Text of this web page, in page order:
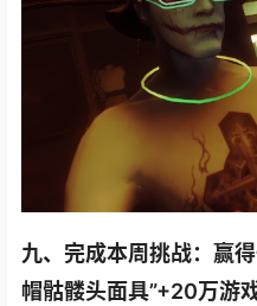
九、完成本周挑战：赢
帽骷髅头面具”+20万游